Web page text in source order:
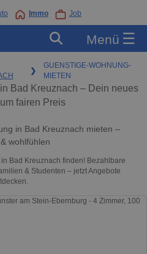
Immo Job
Menü ☰
❯
GUENSTIGE-WOHNUNG-
MIETEN
Bad Kreuznach – Dein neues
fairen Preis
in Bad Kreuznach mieten –
wohlfühlen
Bad Kreuznach finden! Bezahlbare
& Studenten – jetzt Angebote